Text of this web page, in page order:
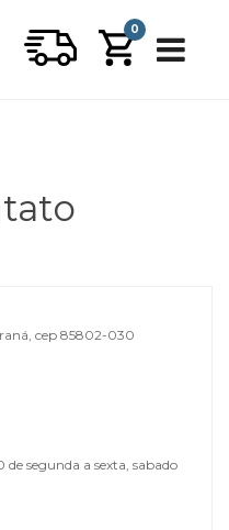
0
cep 85802-030
de segunda a sexta, sabado